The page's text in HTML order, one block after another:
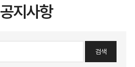
공지사항